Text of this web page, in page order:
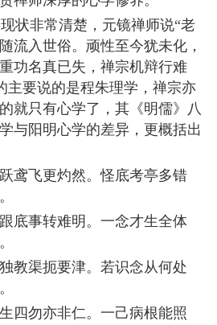
状非常清楚，元镜禅师说“老
流入世俗。顽性至今犹未化，
功名真已失，禅宗机辩行难
主要说的是程朱理学，禅宗亦
就只有心学了，其《明儒》八
与阳明心学的差异，更概括出
鸢飞更灼然。怪底考亭多错
底事转难明。一念才生全体
教渠扼要津。若识念从何处
四勿亦非仁。一己病根能照